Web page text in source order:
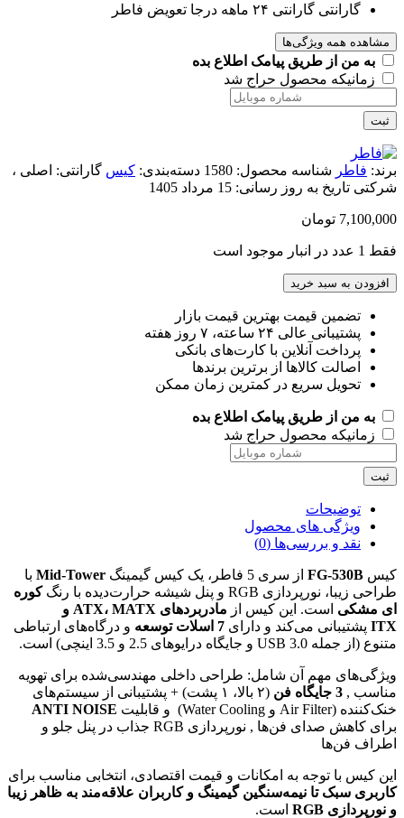
گارانتی گارانتی ۲۴ ماهه درجا تعویض فاطر
مشاهده همه ویژگی‌ها
به من از طریق پیامک اطلاع بده
زمانیکه محصول حراج شد
ثبت
برند: فاطر شناسه محصول: 1580 دسته‌بندی: کیس گارانتی: اصلی ،
شرکتی تاریخ به روز رسانی: 15 مرداد 1405
7,100,000 تومان
فقط 1 عدد در انبار موجود است
افزودن به سبد خرید
تضمین قیمت بهترین قیمت بازار
پشتیبانی عالی ۲۴ ساعته، ۷ روز هفته
پرداخت آنلاین با کارت‌های بانکی
اصالت کالاها از برترین برندها
تحویل سریع در کمترین زمان ممکن
به من از طریق پیامک اطلاع بده
زمانیکه محصول حراج شد
ثبت
توضیحات
ویژگی های محصول
نقد و بررسی‌ها (0)
کیس FG-530B از سری 5 فاطر، یک کیس گیمینگ Mid-Tower با
طراحی زیبا، نورپردازی RGB و پنل شیشه حرارت‌دیده با رنگ
کوره
ای مشکی است. این کیس از
مادربردهای ATX، MATX و
ITX پشتیبانی می‌کند و دارای 7 اسلات توسعه
و درگاه‌های ارتباطی
متنوع (از جمله USB 3.0 و جایگاه درایوهای 2.5 و 3.5 اینچی) است.
ویژگی‌های مهم آن شامل: طراحی داخلی مهندسی‌شده برای تهویه
مناسب , 3 جایگاه فن
(۲ بالا، ۱ پشت) + پشتیبانی از سیستم‌های
خنک‌کننده (Air Filter و Water Cooling) و قابلیت
ANTI NOISE
برای کاهش صدای فن‌ها , نورپردازی RGB جذاب در پنل جلو و
اطراف فن‌ها
این کیس با توجه به امکانات و قیمت اقتصادی، انتخابی مناسب برای
کاربری سبک تا نیمه‌سنگین گیمینگ و کاربران علاقه‌مند به ظاهر زیبا
و نورپردازی RGB
است.